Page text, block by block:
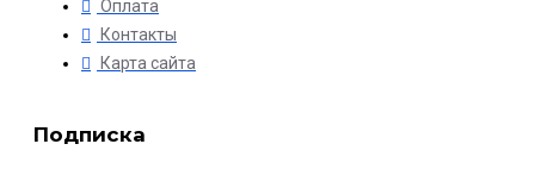
Оплата
Контакты
Карта сайта
Подписка